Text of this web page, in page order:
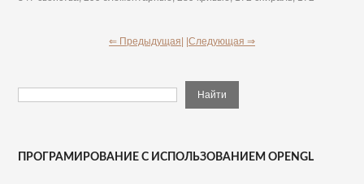
⇐ Предыдущая| |Следующая ⇒
ПРОГРАМИРОВАНИЕ С ИСПОЛЬЗОВАНИЕМ OPENGL